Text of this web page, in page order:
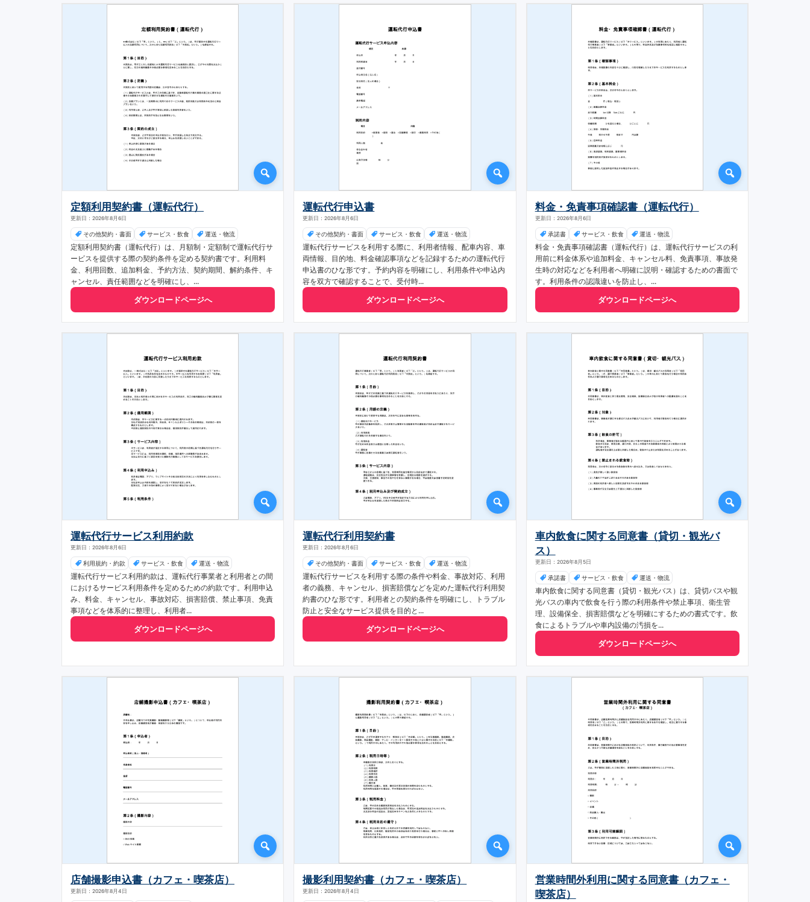
定額利用契約書（運転代行）
更新日：2026年8月6日
その他契約・書面 サービス・飲食 運送・物流
定額利用契約書（運転代行）は、月額制・定額制で運転代行サ
ービスを提供する際の契約条件を定める契約書です。利用料
金、利用回数、追加料金、予約方法、契約期間、解約条件、キ
ャンセル、責任範囲などを明確にし、...
ダウンロードページへ
運転代行申込書
更新日：2026年8月6日
その他契約・書面 サービス・飲食 運送・物流
運転代行サービスを利用する際に、利用者情報、配車内容、車
両情報、目的地、料金確認事項などを記録するための運転代行
申込書のひな形です。予約内容を明確にし、利用条件や申込内
容を双方で確認することで、受付時...
ダウンロードページへ
料金・免責事項確認書（運転代行）
更新日：2026年8月6日
承諾書 サービス・飲食 運送・物流
料金・免責事項確認書（運転代行）は、運転代行サービスの利
用前に料金体系や追加料金、キャンセル料、免責事項、事故発
生時の対応などを利用者へ明確に説明・確認するための書面で
す。利用条件の認識違いを防止し、...
ダウンロードページへ
運転代行サービス利用約款
更新日：2026年8月6日
利用規約・約款 サービス・飲食 運送・物流
運転代行サービス利用約款は、運転代行事業者と利用者との間
におけるサービス利用条件を定めるための約款です。利用申込
み、料金、キャンセル、事故対応、損害賠償、禁止事項、免責
事項などを体系的に整理し、利用者...
ダウンロードページへ
運転代行利用契約書
更新日：2026年8月6日
その他契約・書面 サービス・飲食 運送・物流
運転代行サービスを利用する際の条件や料金、事故対応、利用
者の義務、キャンセル、損害賠償などを定めた運転代行利用契
約書のひな形です。利用者との契約条件を明確にし、トラブル
防止と安全なサービス提供を目的と...
ダウンロードページへ
車内飲食に関する同意書（貸切・観光バ
ス）
更新日：2026年8月5日
承諾書 サービス・飲食 運送・物流
車内飲食に関する同意書（貸切・観光バス）は、貸切バスや観
光バスの車内で飲食を行う際の利用条件や禁止事項、衛生管
理、設備保全、損害賠償などを明確にするための書式です。飲
食によるトラブルや車内設備の汚損を...
ダウンロードページへ
店舗撮影申込書（カフェ・喫茶店）
更新日：2026年8月4日
撮影利用契約書（カフェ・喫茶店）
更新日：2026年8月4日
営業時間外利用に関する同意書（カフェ・
喫茶店）